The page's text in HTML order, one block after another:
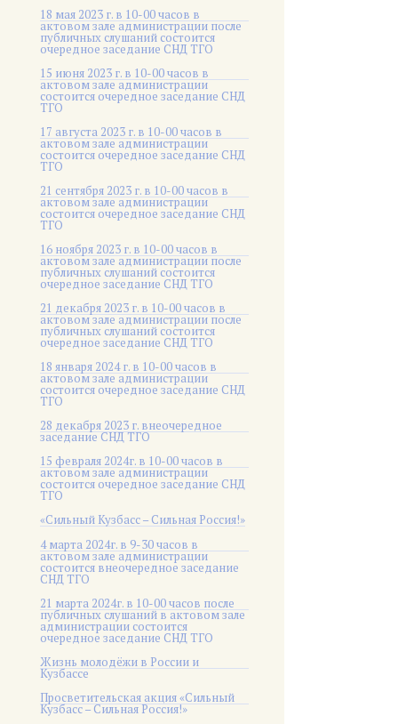
18 мая 2023 г. в 10-00 часов в
актовом зале администрации после
публичных слушаний состоится
очередное заседание СНД ТГО
15 июня 2023 г. в 10-00 часов в
актовом зале администрации
состоится очередное заседание СНД
ТГО
17 августа 2023 г. в 10-00 часов в
актовом зале администрации
состоится очередное заседание СНД
ТГО
21 сентября 2023 г. в 10-00 часов в
актовом зале администрации
состоится очередное заседание СНД
ТГО
16 ноября 2023 г. в 10-00 часов в
актовом зале администрации после
публичных слушаний состоится
очередное заседание СНД ТГО
21 декабря 2023 г. в 10-00 часов в
актовом зале администрации после
публичных слушаний состоится
очередное заседание СНД ТГО
18 января 2024 г. в 10-00 часов в
актовом зале администрации
состоится очередное заседание СНД
ТГО
28 декабря 2023 г. внеочередное
заседание СНД ТГО
15 февраля 2024г. в 10-00 часов в
актовом зале администрации
состоится очередное заседание СНД
ТГО
«Сильный Кузбасс – Сильная Россия!»
4 марта 2024г. в 9-30 часов в
актовом зале администрации
состоится внеочередное заседание
СНД ТГО
21 марта 2024г. в 10-00 часов после
публичных слушаний в актовом зале
администрации состоится
очередное заседание СНД ТГО
Жизнь молодёжи в России и
Кузбассе
Просветительская акция «Сильный
Кузбасс – Сильная Россия!»